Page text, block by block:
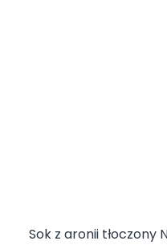
Sok z aronii tłoczony